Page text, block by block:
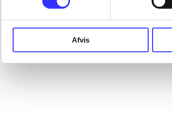
Afvis
...
...